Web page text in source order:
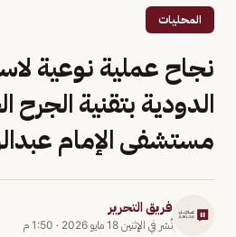
المحليات
نجاح عملية نوعية
الدودية بتقنية الجرح
مستشفى الإمام
فريق التحرير
نُشر في الإثنين 18 مايو 2026 · 1:50 م